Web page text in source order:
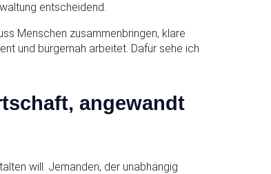
entscheidend.
Menschen zusammenbringen, klare
und bürgernah arbeitet. Dafür sehe ich
angewandt
will. Jemanden, der unabhängig